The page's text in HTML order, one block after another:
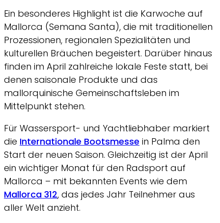
Ein besonderes Highlight ist die Karwoche auf
Mallorca (Semana Santa), die mit traditionellen
Prozessionen, regionalen Spezialitäten und
kulturellen Bräuchen begeistert. Darüber hinaus
finden im April zahlreiche lokale Feste statt, bei
denen saisonale Produkte und das
mallorquinische Gemeinschaftsleben im
Mittelpunkt stehen.
Für Wassersport- und Yachtliebhaber markiert
die Internationale Bootsmesse in Palma den
Start der neuen Saison. Gleichzeitig ist der April
ein wichtiger Monat für den Radsport auf
Mallorca – mit bekannten Events wie dem
Mallorca 312, das jedes Jahr Teilnehmer aus
aller Welt anzieht.